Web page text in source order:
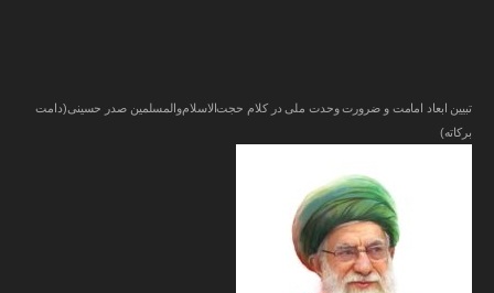
تبیین ابعاد امامت و ضرورت وحدت ملی در کلام حجت‌الاسلام‌والمسلمین صدر حسینی(دامت‌
برکاته)